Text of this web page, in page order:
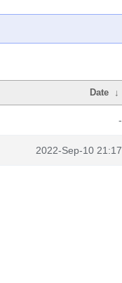
Date ↓
-
2022-Sep-10 21:17